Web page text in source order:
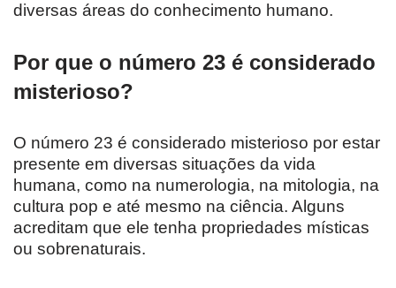
diversas áreas do conhecimento humano.
Por que o número 23 é considerado
misterioso?
O número 23 é considerado misterioso por estar
presente em diversas situações da vida
humana, como na numerologia, na mitologia, na
cultura pop e até mesmo na ciência. Alguns
acreditam que ele tenha propriedades místicas
ou sobrenaturais.